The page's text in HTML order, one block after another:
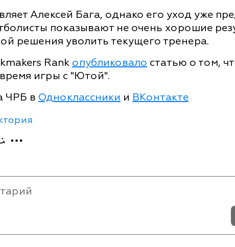
Алексей Бага, однако его уход уже
показывают не очень хорошие
решения уволить текущего тренера.
Rank опубликовало статью о том,
игры с "Ютой".
ЧРБ в Одноклассники и ВКонтакте